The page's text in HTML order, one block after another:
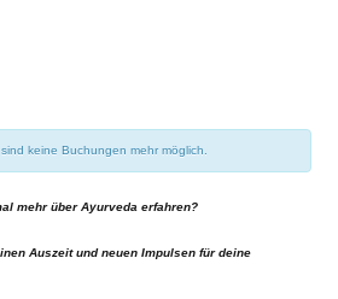
keine Buchungen mehr möglich.
mehr über Ayurveda erfahren?
Auszeit und neuen Impulsen für deine